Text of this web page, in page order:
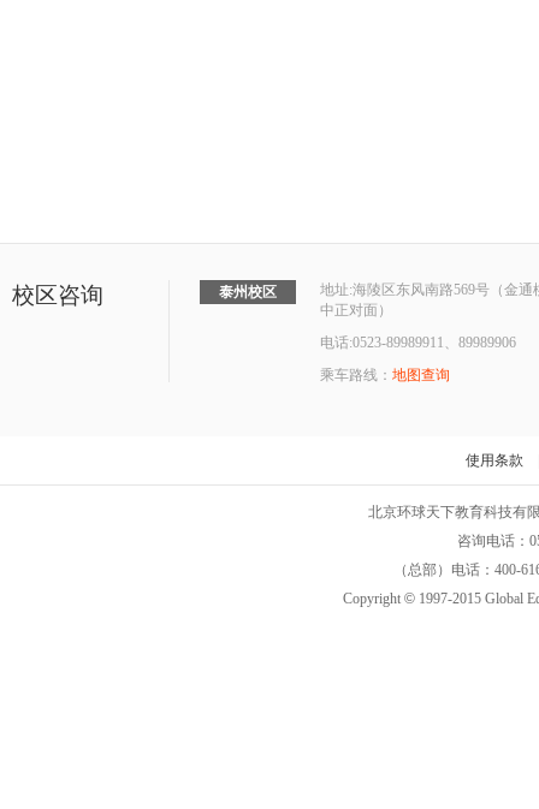
校区咨询 泰州校区
地址:海陵区东风南路569号（金通
中正对面）
电话:0523-89989911、89989906
乘车路线： 地图查询
使用条款
北京环球天下教育科技有
咨询电话：
（总部）电话：
Copyright ©1997-2015 Global